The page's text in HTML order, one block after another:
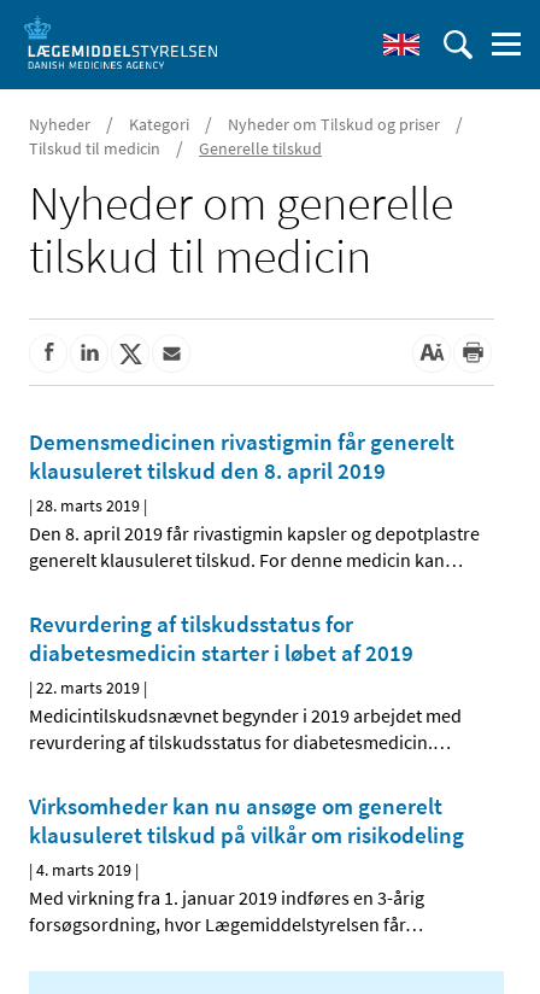
Nyheder / Kategori / Nyheder om Tilskud og priser /
Tilskud til medicin / Generelle tilskud
Nyheder om generelle
tilskud til medicin
Demensmedicinen rivastigmin får generelt
klausuleret tilskud den 8. april 2019
|28. marts 2019 |
Den 8. april 2019 får rivastigmin kapsler og depotplastre
generelt klausuleret tilskud. For denne medicin kan…
Revurdering af tilskudsstatus for
diabetesmedicin starter i løbet af 2019
|22. marts 2019 |
Medicintilskudsnævnet begynder i 2019 arbejdet med
revurdering af tilskudsstatus for diabetesmedicin.…
Virksomheder kan nu ansøge om generelt
klausuleret tilskud på vilkår om risikodeling
|4. marts 2019 |
Med virkning fra 1. januar 2019 indføres en 3-årig
forsøgsordning, hvor Lægemiddelstyrelsen får…